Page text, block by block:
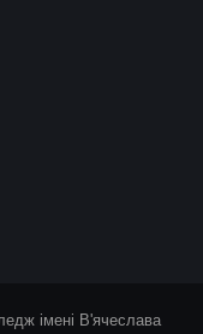
імені В'ячеслава